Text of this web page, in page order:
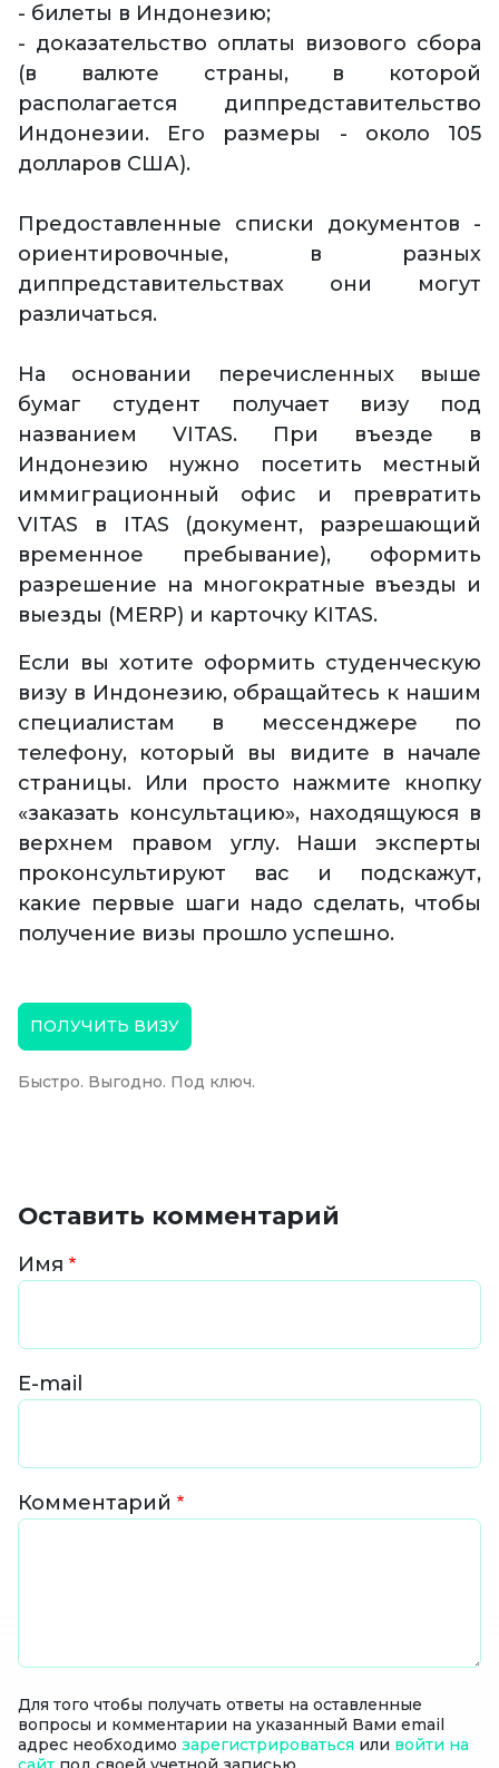
- билеты в Индонезию;
- доказательство оплаты визового сбора
(в валюте страны, в которой
располагается диппредставительство
Индонезии. Его размеры - около 105
долларов США).
Предоставленные списки документов -
ориентировочные, в разных
диппредставительствах они могут
различаться.
На основании перечисленных выше
бумаг студент получает визу под
названием VITAS. При въезде в
Индонезию нужно посетить местный
иммиграционный офис и превратить
VITAS в ITAS (документ, разрешающий
временное пребывание), оформить
разрешение на многократные въезды и
выезды (MERP) и карточку KITAS.
Если вы хотите оформить студенческую
визу в Индонезию, обращайтесь к нашим
специалистам в мессенджере по
телефону, который вы видите в начале
страницы. Или просто нажмите кнопку
«заказать консультацию», находящуюся в
верхнем правом углу. Наши эксперты
проконсультируют вас и подскажут,
какие первые шаги надо сделать, чтобы
получение визы прошло успешно.
ПОЛУЧИТЬ ВИЗУ
Быстро. Выгодно. Под ключ.
Оставить комментарий
Имя
E-mail
Комментарий
Для того чтобы получать ответы на оставленные
вопросы и комментарии на указанный Вами email
адрес необходимо зарегистрироваться или войти на